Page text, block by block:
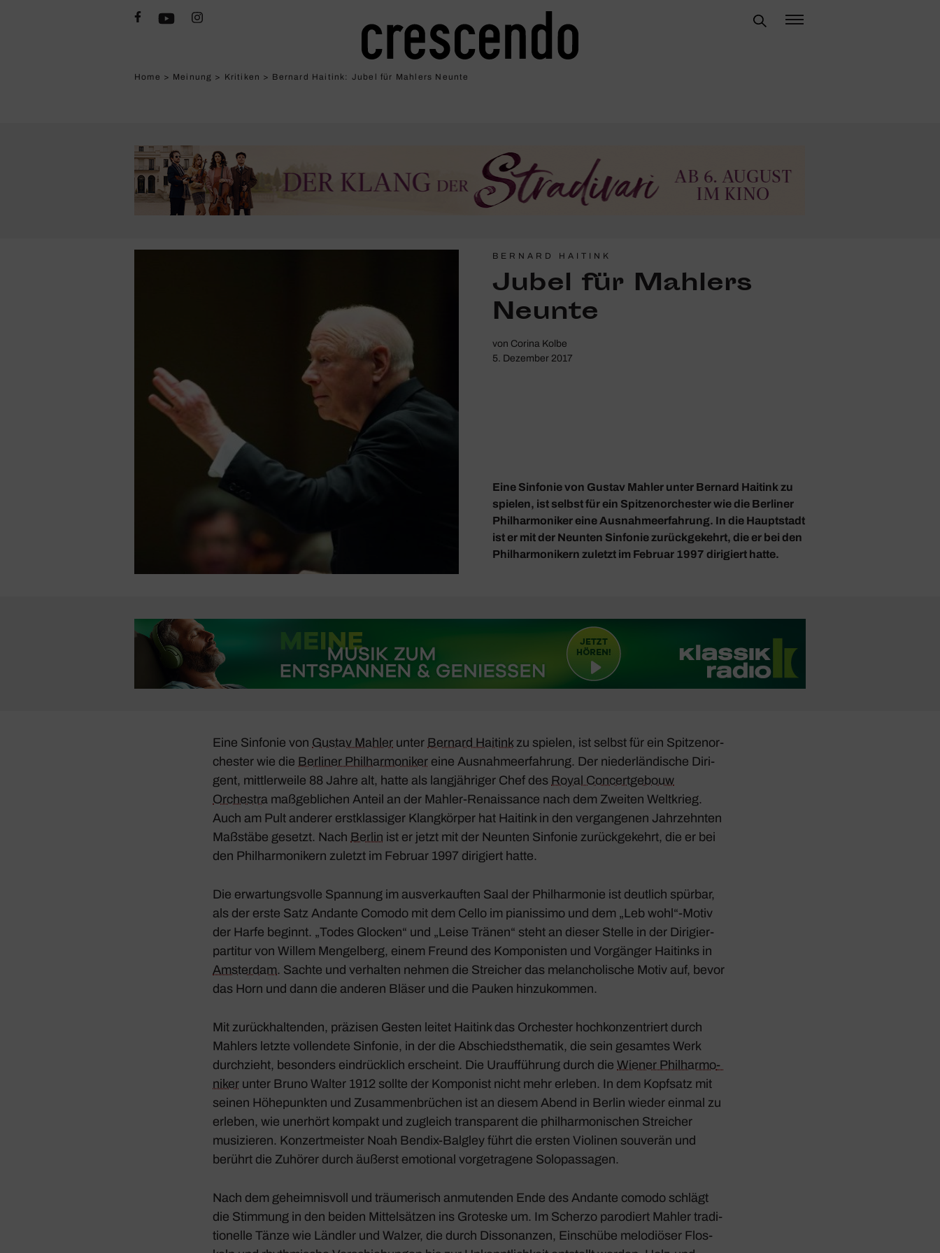
Home > Meinung > Kritiken > Bernard Haitink: Jubel für Mahlers Neunte
BERNARD HAITINK
Jubel für Mahlers
Neunte
von Corina Kolbe
5. Dezember 2017
Eine Sinfonie von Gustav Mahler unter Bernard Haitink zu
spielen, ist selbst für ein Spitzenorchester wie die Berliner
Philharmoniker eine Ausnahmeerfahrung. In die Hauptstadt
ist er mit der Neunten Sinfonie zurückgekehrt, die er bei den
Philharmonikern zuletzt im Februar 1997 dirigiert hatte.
Eine Sinfonie von Gustav Mahler unter Bernard Haitink zu spielen, ist selbst für ein Spit­zen­or­
chester wie die Berliner Phil­har­mo­niker eine Ausnah­me­er­fah­rung. Der nieder­län­di­sche Diri­
gent, mitt­ler­weile 88 Jahre alt, hatte als lang­jäh­riger Chef des Royal Concert­ge­bouw
Orchestra maßgeb­li­chen Anteil an der Mahler-Renais­sance nach dem Zweiten Welt­krieg.
Auch am Pult anderer erst­klas­siger Klang­körper hat Haitink in den vergan­genen Jahr­zehnten
Maßstäbe gesetzt. Nach Berlin ist er jetzt mit der Neunten Sinfonie zurück­ge­kehrt, die er bei
den Phil­har­mo­ni­kern zuletzt im Februar 1997 diri­giert hatte.
Die erwar­tungs­volle Span­nung im ausver­kauften Saal der Phil­har­monie ist deut­lich spürbar,
als der erste Satz Andante Comodo mit dem Cello im pianis­simo und dem „Leb wohl“-Motiv
der Harfe beginnt. „Todes Glocken“ und „Leise Tränen“ steht an dieser Stelle in der Diri­gier­
par­titur von Willem Mengel­berg, einem Freund des Kompo­nisten und Vorgänger Haitinks in
Amsterdam. Sachte und verhalten nehmen die Strei­cher das melan­cho­li­sche Motiv auf, bevor
das Horn und dann die anderen Bläser und die Pauken hinzu­kommen.
Mit zurück­hal­tenden, präzisen Gesten leitet Haitink das Orchester hoch­kon­zen­triert durch
Mahlers letzte voll­endete Sinfonie, in der die Abschieds­the­matik, die sein gesamtes Werk
durch­zieht, beson­ders eindrück­lich erscheint. Die Urauf­füh­rung durch die Wiener Phil­har­mo­
niker unter Bruno Walter 1912 sollte der Kompo­nist nicht mehr erleben. In dem Kopf­satz mit
seinen Höhe­punkten und Zusam­men­brü­chen ist an diesem Abend in Berlin wieder einmal zu
erleben, wie uner­hört kompakt und zugleich trans­pa­rent die phil­har­mo­ni­schen Strei­cher
musi­zieren. Konzert­meister Noah Bendix-Balgley führt die ersten Violinen souverän und
berührt die Zuhörer durch äußerst emotional vorge­tra­gene Solo­pas­sagen.
Nach dem geheim­nis­voll und träu­me­risch anmu­tenden Ende des Andante comodo schlägt
die Stim­mung in den beiden Mittel­sätzen ins Groteske um. Im Scherzo parodiert Mahler tradi­
tio­nelle Tänze wie Ländler und Walzer, die durch Disso­nanzen, Einschübe melo­diöser Flos­